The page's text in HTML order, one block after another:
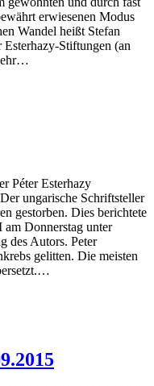
erwiesenen Modus
Wandel heißt Stefan
Stiftungen (an
Péter Esterhazy
ungarische Schriftsteller
gestorben. Dies berichtete
Donnerstag unter
des Autors. Peter
gelitten. Die meisten